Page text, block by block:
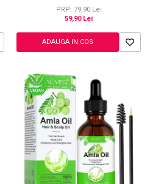
PRP: 79,90 Lei
59,90 Lei
ADAUGA IN COS